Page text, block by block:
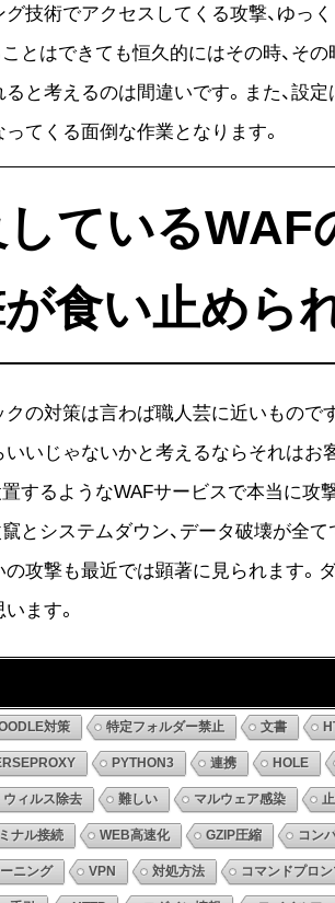
技術でアクセスしてくる攻撃、ゆっ
とはできても恒久的にはその時、そ
と考えるのは間違いです。また、設
てくる面倒な作業となります。
ている
食い止めら
の対策は言わば職人芸に近いもの
いじゃないかと考えるならそれは
するようなWAFサービスで本当に
とシステムダウン、データ破壊が全
攻撃も最近では顕著に見られます。
ます。
対策 特定フォルダー禁止 文書
PYTHON3 連携 HOLE
ウィルス除去 難しい マルウェア感染
ナル接続 WEB高速化 GZIP圧縮 コン
ニング VPN 対処方法 コマンドプロン